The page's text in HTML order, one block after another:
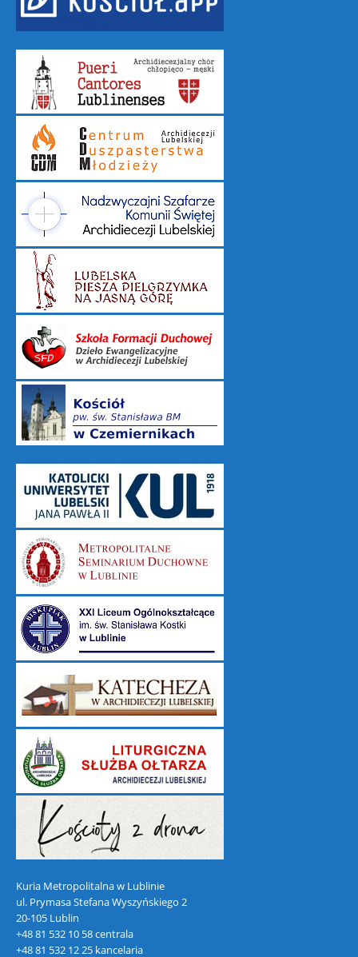
Kuria Metropolitalna w Lublinie
ul. Prymasa Stefana Wyszyńskiego 2
20-105 Lublin
+48 81 532 10 58 centrala
+48 81 532 12 25 kancelaria